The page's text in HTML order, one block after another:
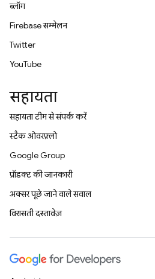
ब्लॉग
Firebase सम्मेलन
Twitter
YouTube
सहायता
सहायता टीम से संपर्क करें
स्टैक ओवरफ़्लो
Google Group
प्रॉडक्ट की जानकारी
अक्सर पूछे जाने वाले सवाल
विरासती दस्तावेज़